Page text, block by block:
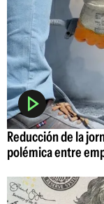
Reducción de la
polémica entre